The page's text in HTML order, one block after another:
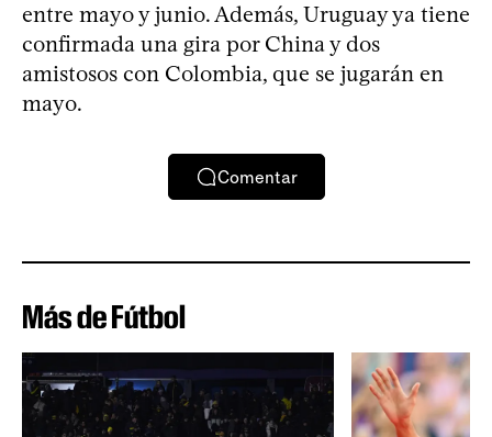
entre mayo y junio. Además, Uruguay ya tiene
confirmada una gira por China y dos
amistosos con Colombia, que se jugarán en
mayo.
Comentar
Más de Fútbol